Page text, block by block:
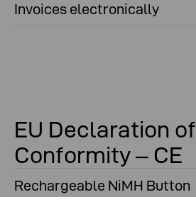
Invoices electronically
EU Declaration of
Conformity – CE
Rechargeable NiMH Button